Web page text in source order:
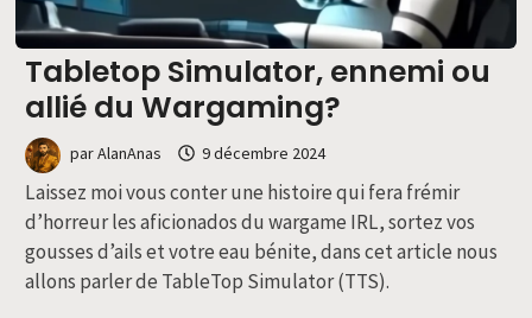
Tabletop Simulator, ennemi ou
allié du Wargaming?
parAlanAnas 9 décembre 2024
Laissez moi vous conter une histoire qui fera frémir
d’horreur les aficionados du wargame IRL, sortez vos
gousses d’ails et votre eau bénite, dans cet article nous
allons parler de TableTop Simulator (TTS).